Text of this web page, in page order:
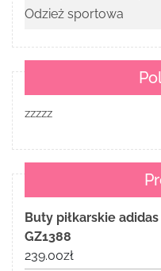
Odzież sportowa
zzzzz
Buty piłkarskie
GZ1388
239.00zł